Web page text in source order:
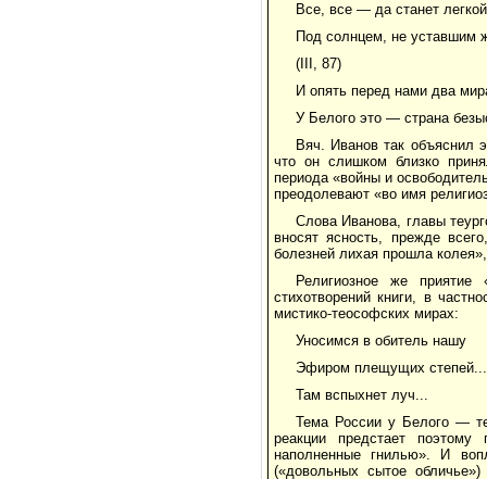
Все, все — да станет
Под солнцем, не уставшим
(III, 87)
И опять перед нами два
У Белого это — страна
Вяч. Иванов так объяснил
что он слишком близко
периода «войны и
преодолевают «во имя
Слова Иванова, главы
вносят ясность, прежде
болезней лихая прошла
Религиозное же
стихотворений книги, в
мистико-теософских мирах:
Уносимся в обитель нашу
Эфиром плещущих степей...
Там вспыхнет луч...
Тема России у Белого —
реакции предстает
наполненные гнилью». И
(«довольных сытое